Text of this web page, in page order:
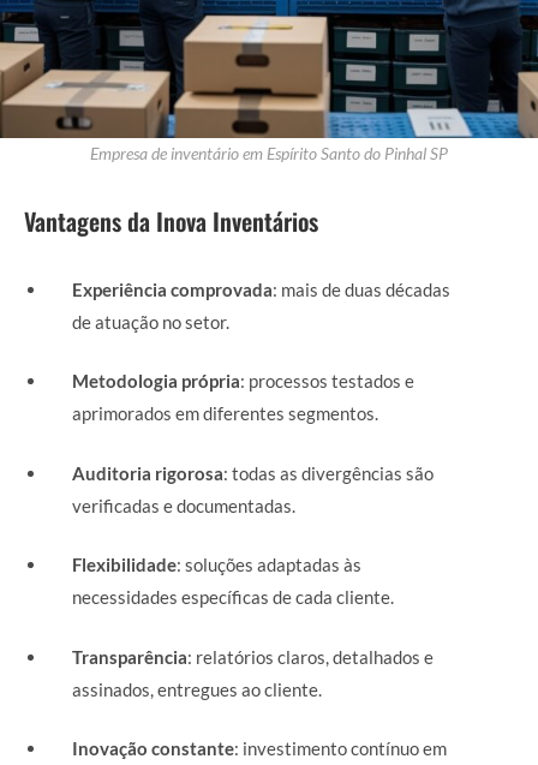
Empresa de inventário em Espírito Santo do Pinhal SP
Vantagens da Inova Inventários
Experiência comprovada: mais de duas décadas
de atuação no setor.
Metodologia própria: processos testados e
aprimorados em diferentes segmentos.
Auditoria rigorosa: todas as divergências são
verificadas e documentadas.
Flexibilidade: soluções adaptadas às
necessidades específicas de cada cliente.
Transparência: relatórios claros, detalhados e
assinados, entregues ao cliente.
Inovação constante: investimento contínuo em